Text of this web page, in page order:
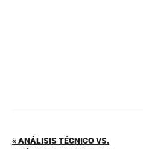
« ANÁLISIS TÉCNICO VS.